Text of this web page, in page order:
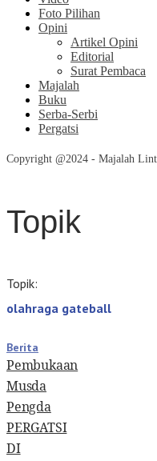
Foto Pilihan
Opini
Artikel Opini
Editorial
Surat Pembaca
Majalah
Buku
Serba-Serbi
Pergatsi
Copyright @2024 - Majalah
Topik
Topik:
olahraga gateball
Berita
Pembukaan
Musda
Pengda
PERGATSI
DI